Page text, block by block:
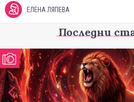
ЕЛЕНА ЛЯПЕВА
Последни